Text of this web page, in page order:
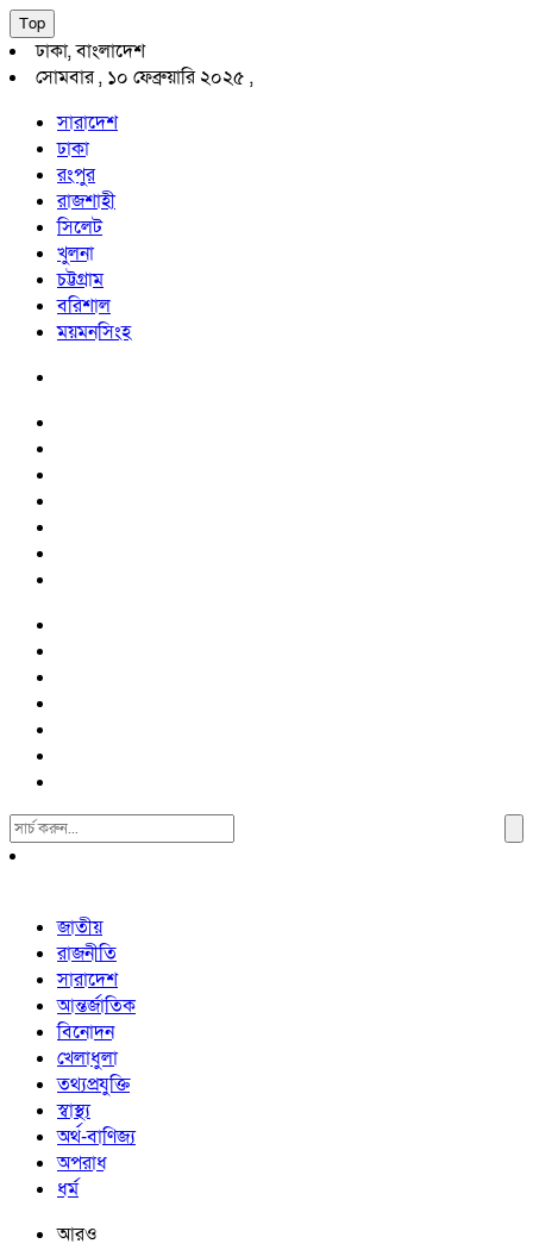
Top
ঢাকা, বাংলাদেশ
সোমবার , ১০ ফেব্রুয়ারি ২০২৫ ,
সারাদেশ
ঢাকা
রংপুর
রাজশাহী
সিলেট
খুলনা
চট্টগ্রাম
বরিশাল
ময়মনসিংহ
Search
For:
জাতীয়
রাজনীতি
সারাদেশ
আন্তর্জাতিক
বিনোদন
খেলাধুলা
তথ্যপ্রযুক্তি
স্বাস্থ্য
অর্থ-বাণিজ্য
অপরাধ
ধর্ম
আরও